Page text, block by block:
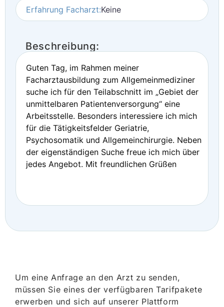
Erfahrung Facharzt:Keine
Beschreibung:
Guten Tag, im Rahmen meiner
Facharztausbildung zum Allgemeinmediziner
suche ich für den Teilabschnitt im „Gebiet der
unmittelbaren Patientenversorgung“ eine
Arbeitsstelle. Besonders interessiere ich mich
für die Tätigkeitsfelder Geriatrie,
Psychosomatik und Allgemeinchirurgie. Neben
der eigenständigen Suche freue ich mich über
jedes Angebot. Mit freundlichen Grüßen
Um eine Anfrage an den Arzt zu senden,
müssen Sie eines der verfügbaren Tarifpakete
erwerben und sich auf unserer Plattform